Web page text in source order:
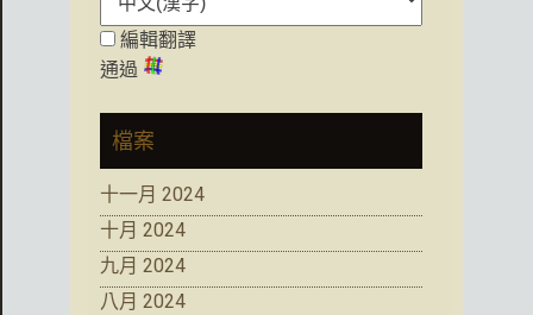
編輯翻譯
通過
檔案
十一月 2024
十月 2024
九月 2024
八月 2024